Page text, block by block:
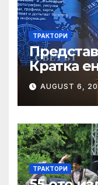
ТРАКТОРИ
Кратка
AUGUST 6,
ТРАКТОРИ